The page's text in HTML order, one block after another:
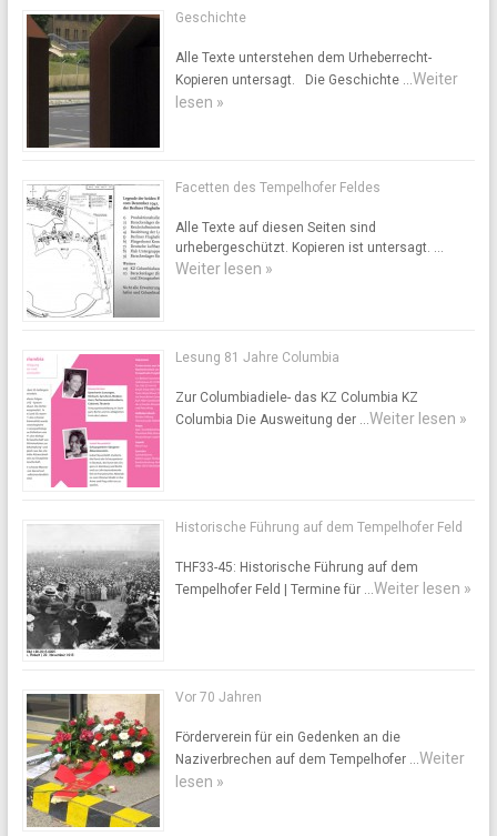
Geschichte
Alle Texte unterstehen dem Urheberrecht-
Kopieren untersagt. Die Geschichte …Weiter
lesen »
Facetten des Tempelhofer Feldes
Alle Texte auf diesen Seiten sind
urhebergeschützt. Kopieren ist untersagt. …
Weiter lesen »
Lesung 81 Jahre Columbia
Zur Columbiadiele- das KZ Columbia KZ
Columbia Die Ausweitung der …Weiter lesen »
Historische Führung auf dem Tempelhofer Feld
THF33-45: Historische Führung auf dem
Tempelhofer Feld | Termine für …Weiter lesen »
Vor 70 Jahren
Förderverein für ein Gedenken an die
Naziverbrechen auf dem Tempelhofer …Weiter
lesen »